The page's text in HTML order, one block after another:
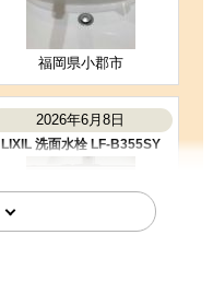
福岡県小郡市
2026年6月8日
LIXIL 洗面水栓 LF-B355SY